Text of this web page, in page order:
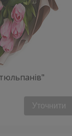
Уточнити